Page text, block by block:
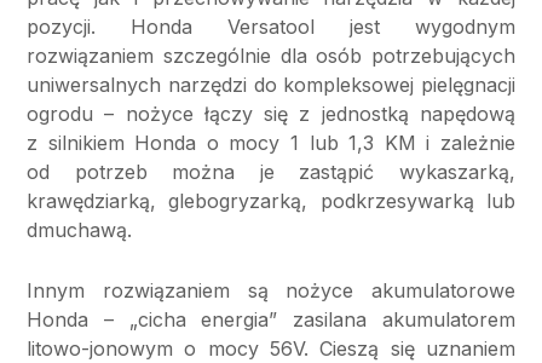
pozycji. Honda Versatool jest wygodnym
rozwiązaniem szczególnie dla osób potrzebujących
uniwersalnych narzędzi do kompleksowej pielęgnacji
ogrodu – nożyce łączy się z jednostką napędową
z silnikiem Honda o mocy 1 lub 1,3 KM i zależnie
od potrzeb można je zastąpić wykaszarką,
krawędziarką, glebogryzarką, podkrzesywarką lub
dmuchawą.
Innym rozwiązaniem są nożyce akumulatorowe
Honda – „cicha energia” zasilana akumulatorem
litowo-jonowym o mocy 56V. Cieszą się uznaniem